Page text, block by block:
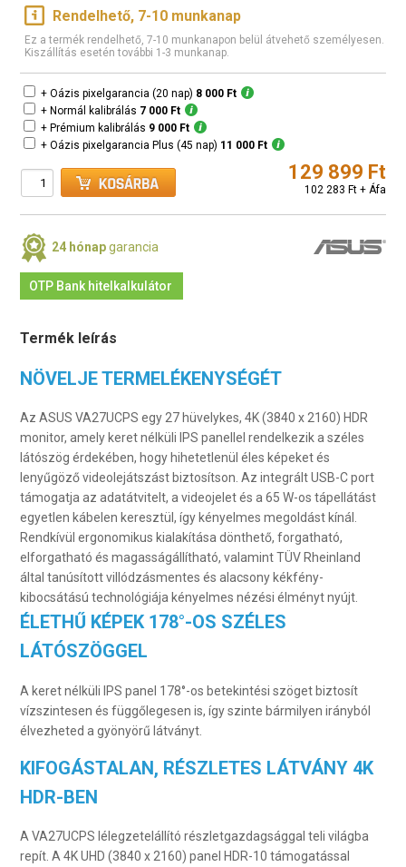
Rendelhető, 7-10 munkanap
Ez a termék rendelhető, 7-10 munkanapon belül átvehető személyesen.
Kiszállítás esetén további 1-3 munkanap.
+ Oázis pixelgarancia (20 nap) 8 000 Ft
+ Normál kalibrálás 7 000 Ft
+ Prémium kalibrálás 9 000 Ft
+ Oázis pixelgarancia Plus (45 nap) 11 000 Ft
129 899 Ft
102 283 Ft + Áfa
24 hónapgarancia
OTP Bank hitelkalkulátor
Termék leírás
NÖVELJE TERMELÉKENYSÉGÉT
Az ASUS VA27UCPS egy 27 hüvelykes, 4K (3840 x 2160) HDR
monitor, amely keret nélküli IPS panellel rendelkezik a széles
látószög érdekében, hogy hihetetlenül éles képeket és
lenyűgöző videolejátszást biztosítson. Az integrált USB-C port
támogatja az adatátvitelt, a videojelet és a 65 W-os tápellátást
egyetlen kábelen keresztül, így kényelmes megoldást kínál.
Rendkívül ergonomikus kialakítása dönthető, forgatható,
elforgatható és magasságállítható, valamint TÜV Rheinland
által tanúsított villódzásmentes és alacsony kékfény-
kibocsátású technológiája kényelmes nézési élményt nyújt.
ÉLETHŰ KÉPEK 178°-OS SZÉLES
LÁTÓSZÖGGEL
A keret nélküli IPS panel 178°-os betekintési szöget biztosít
vízszintesen és függőlegesen is, így szinte bármilyen irányból
élvezheted a gyönyörű látványt.
KIFOGÁSTALAN, RÉSZLETES LÁTVÁNY 4K
HDR-BEN
A VA27UCPS lélegzetelállító részletgazdagsággal teli világba
repít. A 4K UHD (3840 x 2160) panel HDR-10 támogatással